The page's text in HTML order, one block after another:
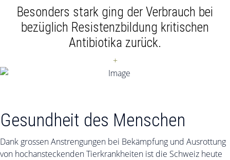
Besonders stark ging der Verbrauch bei
bezüglich Resistenzbildung kritischen
Antibiotika zurück.
+
Gesundheit des Menschen
Dank grossen Anstrengungen bei Bekämpfung und Ausrottung
von hochansteckenden Tierkrankheiten ist die Schweiz heute